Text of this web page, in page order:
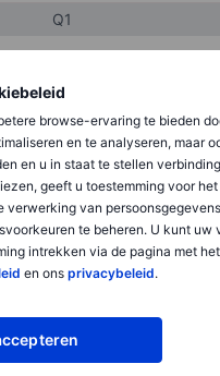
browse-ervaring te bieden
en te analyseren, maar
en u in staat te stellen
geeft u toestemming voor
verwerking van
te beheren. U kunt uw
intrekken via de pagina met
en ons privacybeleid.
Q1
XXXXXXX
XXXXXXX
XXXXXXX
XXXXXXX
XXXXXXX